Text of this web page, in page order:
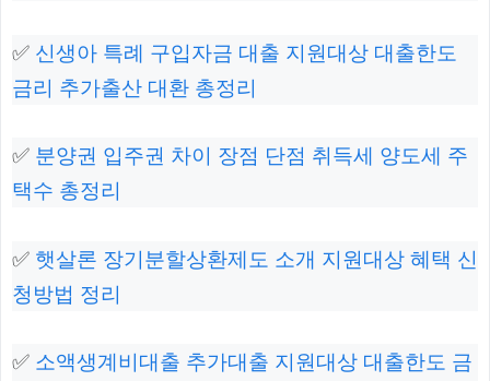
✅ 신생아 특례 구입자금 대출 지원대상 대출한도
금리 추가출산 대환 총정리
✅ 분양권 입주권 차이 장점 단점 취득세 양도세 주
택수 총정리
✅ 햇살론 장기분할상환제도 소개 지원대상 혜택 신
청방법 정리
✅ 소액생계비대출 추가대출 지원대상 대출한도 금